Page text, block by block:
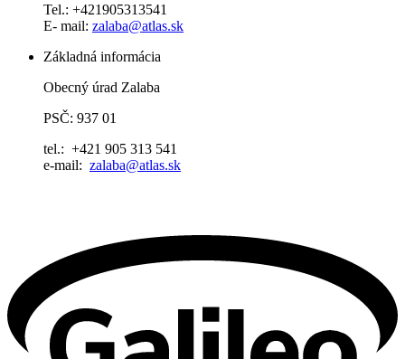
Tel.: +421905313541
E- mail: zalaba@atlas.sk
Základná informácia
Obecný úrad Zalaba
PSČ: 937 01
tel.: +421 905 313 541
e-mail: zalaba@atlas.sk